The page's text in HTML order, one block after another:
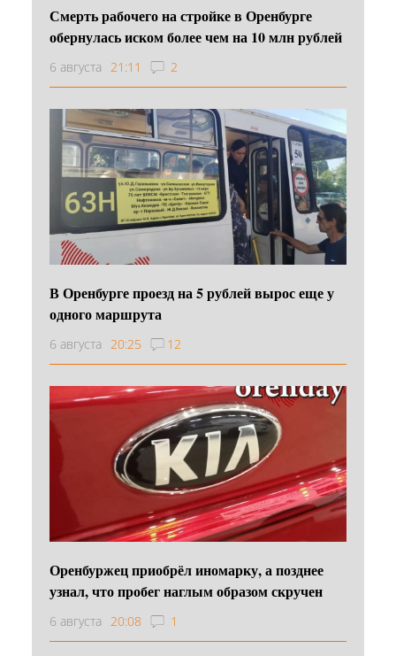
Смерть рабочего на стройке в Оренбурге
обернулась иском более чем на 10 млн рублей
6 августа 21:11 2
В Оренбурге проезд на 5 рублей вырос еще у
одного маршрута
6 августа 20:25 12
Оренбуржец приобрёл иномарку, а позднее
узнал, что пробег наглым образом скручен
6 августа 20:08 1